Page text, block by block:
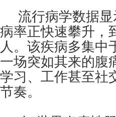
流行病学数据
病率正快速攀升，
人。该疾病多集中
一场突如其来的腹
学习、工作甚至社
节奏。